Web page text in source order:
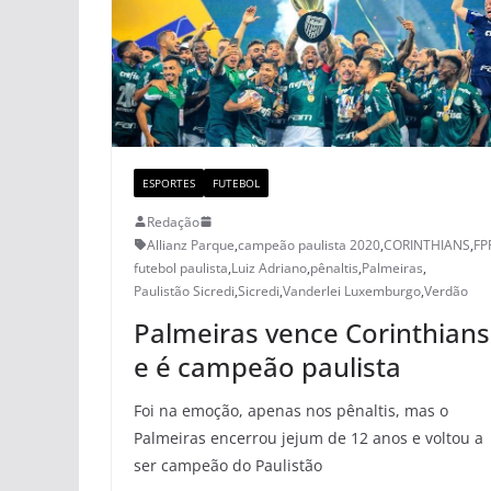
ESPORTES FUTEBOL
Redação
Allianz Parque,campeão paulista 2020,CORINTHIANS,
futebol paulista,Luiz Adriano,pênaltis,Palmeiras,
Paulistão Sicredi,Sicredi,Vanderlei Luxemburgo,Verdão
Palmeiras vence Corinthians
e é campeão paulista
Foi na emoção, apenas nos pênaltis, mas o
Palmeiras encerrou jejum de 12 anos e voltou a
ser campeão do Paulistão